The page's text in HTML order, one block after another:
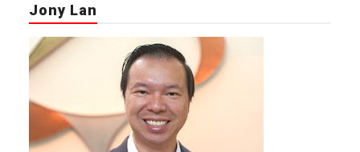
Jony Lan